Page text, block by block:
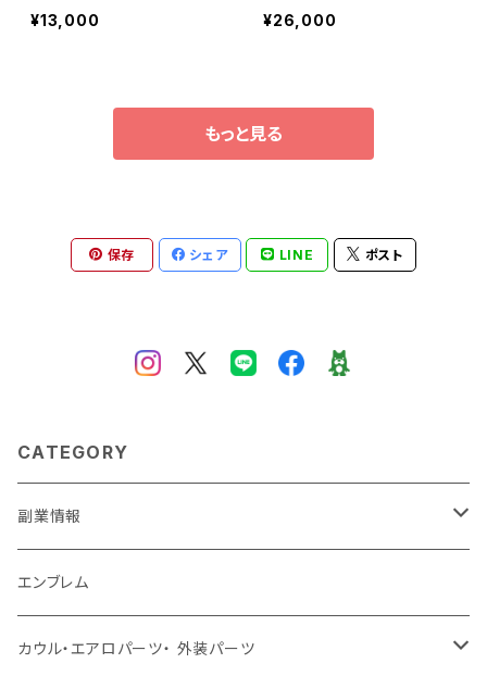
2007 カーフロアマットイン
テリアスタイリングオートア
¥13,000
ュ 2016 2015 2014 2013
2012 ラグジュアリーダブル
¥26,000
もっと見る
保存 シェア LINE ポスト
CATEGORY
副業情報
せどり
古着系
コンテンツビジネス
エンブレム
カウル・エアロパーツ・ 外装パーツ